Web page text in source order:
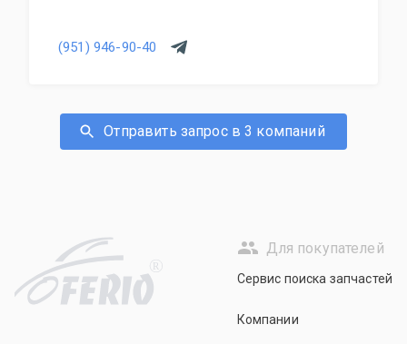
(951) 946-90-40
Отправить запрос в 3 компаний
R
Для покупателей
Сервис поиска запчастей
Компании